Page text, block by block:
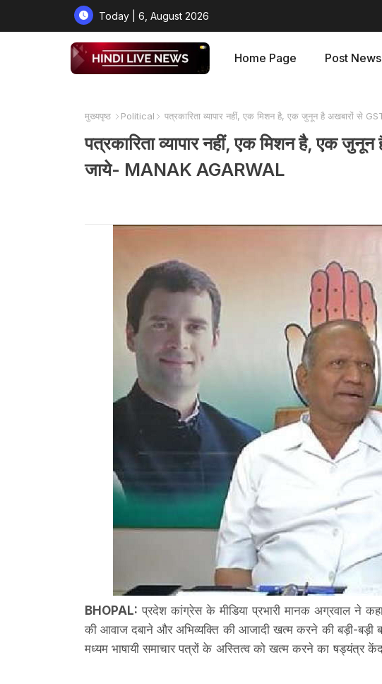
Today | 6, August 2026
Home Page Post News
मुख्यपृष्ठ Political पत्रकारिता व्यापार नहीं, एक मिशन है, एक जुनून है अखबारों से
पत्रकारिता व्यापार नहीं, एक मिशन है, एक
जाये- MANAK AGARWAL
BHOPAL: प्रदेश कांग्रेस के मीडिया प्रभारी मानक अग्रवाल ने
की आवाज दबाने और अभिव्यक्ति की आजादी खत्म करने की बड़ी-
मध्यम भाषायी समाचार पत्रों के अस्तित्व को खत्म करने का षड्यंत्र